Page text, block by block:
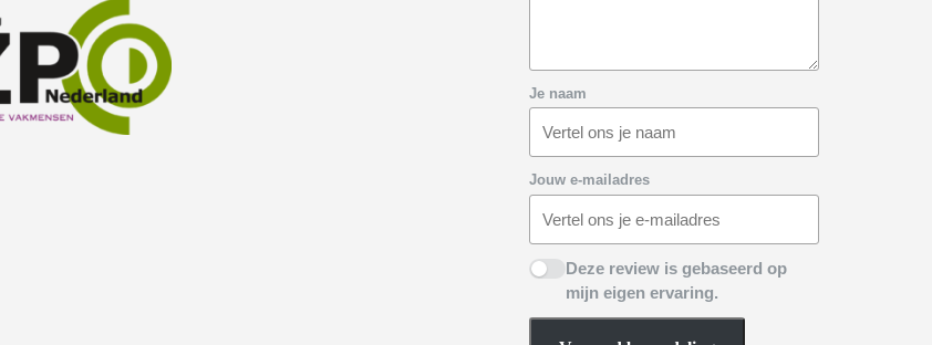
Je naam
Jouw e-mailadres
Deze review is gebaseerd op
mijn eigen ervaring.